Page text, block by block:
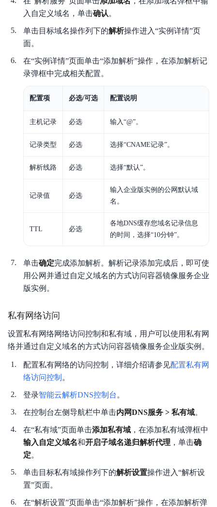
入自定义域名，单击确认 。
单击目标域名操作列下的解析操作进入“实例详情”页
面。
在“实例详情”页面单击“添加解析”操作，在添加解析记
录弹框中完成相关配置。
配置项 必选/可选 配置说明
主机记录 必选 输入“@”。
记录类型 必选 选择“CNAME记录”。
解析线路 必选 选择“默认”。
记录值 必选
输入企业版实例的公网默认域
名。
TTL 必选
各地DNS缓存您域名记录信息
的时间，选择“10分钟”。
单击确定完成添加解析。解析记录添加完成后，即可使
用公网并通过自定义域名的方式访问容器镜像服务企业
版实例。
私有网络访问
设置私有网络网络访问控制和私有域，用户可以使用私有网
络并通过自定义域名的方式访问容器镜像服务企业版实例。
配置私有网络的访问控制，详细介绍请参见配置私有网
络访问控制 。
登录智能云解析DNS控制台 。
在控制台左侧导航栏中单击内网DNS服务 > 私有域。
在“私有域”页面单击添加私有域 ，在添加私有域弹框中
输入自定义域名和开启子域名递归解析代理 ，单击确
定。
单击目标私有域操作列下的解析设置操作进入“解析设
置”页面。
在“解析设置”页面单击“添加解析”操作，在添加解析弹